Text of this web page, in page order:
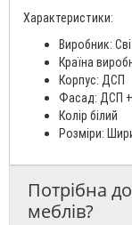
Характеристики:
Виробник:
Країна
Корпус: ДСП
Фасад: ДСП
Колір білий
Розміри:
Потрібна
меблів?